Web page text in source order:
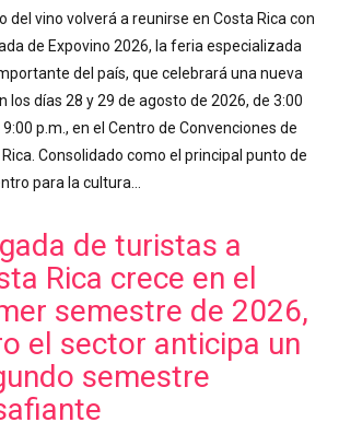
del vino volverá a reunirse en Costa Rica con
de Expovino 2026, la feria especializada
del país, que celebrará una nueva
los días 28 y 29 de agosto de 2026, de 3:00
9:00 p.m., en el Centro de Convenciones de
Consolidado como el principal punto de
para la cultura…
de turistas a
Rica crece en el
semestre de 2026,
el sector anticipa un
semestre